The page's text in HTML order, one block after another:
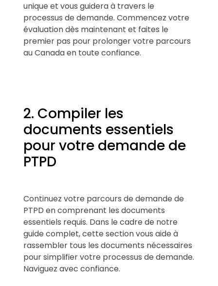
unique et vous guidera à travers le
processus de demande. Commencez votre
évaluation dès maintenant et faites le
premier pas pour prolonger votre parcours
au Canada en toute confiance.
2. Compiler les
documents essentiels
pour votre demande de
PTPD
Continuez votre parcours de demande de
PTPD en comprenant les documents
essentiels requis. Dans le cadre de notre
guide complet, cette section vous aide à
rassembler tous les documents nécessaires
pour simplifier votre processus de demande.
Naviguez avec confiance.